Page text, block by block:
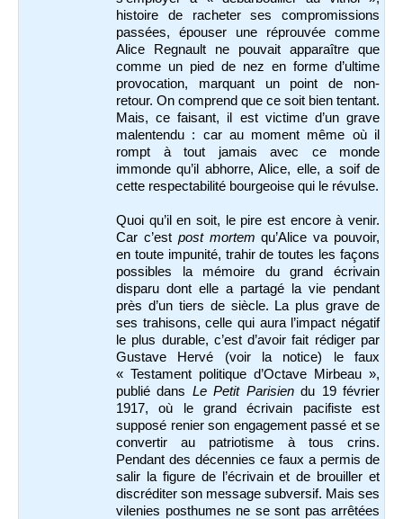
histoire de racheter ses compromissions
passées, épouser une réprouvée comme
Alice Regnault ne pouvait apparaître que
comme un pied de nez en forme d’ultime
provocation, marquant un point de non-
retour. On comprend que ce soit bien tentant.
Mais, ce faisant, il est victime d’un grave
malentendu : car au moment même où il
rompt à tout jamais avec ce monde
immonde qu’il abhorre, Alice, elle, a soif de
cette respectabilité bourgeoise qui le révulse.
Quoi qu’il en soit, le pire est encore à venir.
Car c’est post mortem qu’Alice va pouvoir,
en toute impunité, trahir de toutes les façons
possibles la mémoire du grand écrivain
disparu dont elle a partagé la vie pendant
près d’un tiers de siècle. La plus grave de
ses trahisons, celle qui aura l’impact négatif
le plus durable, c’est d’avoir fait rédiger par
Gustave Hervé (voir la notice) le faux
« Testament politique d’Octave Mirbeau »,
publié dans Le Petit Parisiendu 19 février
1917, où le grand écrivain pacifiste est
supposé renier son engagement passé et se
convertir au patriotisme à tous crins.
Pendant des décennies ce faux a permis de
salir la figure de l’écrivain et de brouiller et
discréditer son message subversif. Mais ses
vilenies posthumes ne se sont pas arrêtées